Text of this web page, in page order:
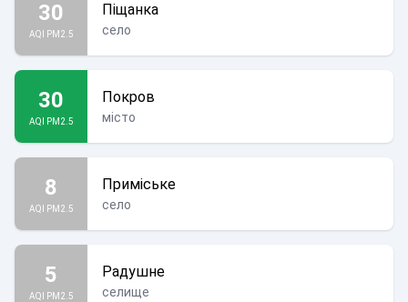
30
AQI PM2.5
Піщанка
село
30
AQI PM2.5
Покров
місто
8
AQI PM2.5
Приміське
село
5
AQI PM2.5
Радушне
селище